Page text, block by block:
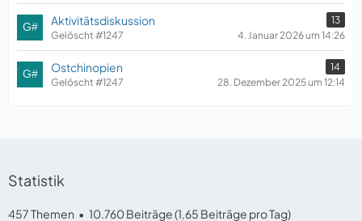
Aktivitätsdiskussion
13
Gelöscht #1247
4. Januar 2026 um 14:26
Ostchinopien
14
Gelöscht #1247
28. Dezember 2025 um 12:14
Statistik
457 Themen 10.760 Beiträge (1,65 Beiträge pro Tag)